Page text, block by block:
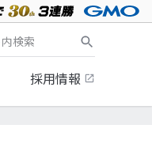
採用情報